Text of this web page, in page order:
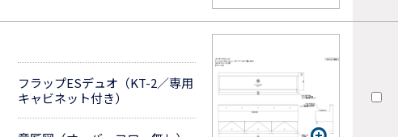
フラップESデュオ（KT-2／専用
キャビネット付き）